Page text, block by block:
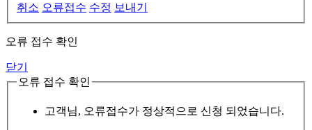
취소 오류접수 수정 보내기
오류 접수 확인
닫기
오류 접수 확인
고객님, 오류접수가 정상적으로 신청 되었습니다.